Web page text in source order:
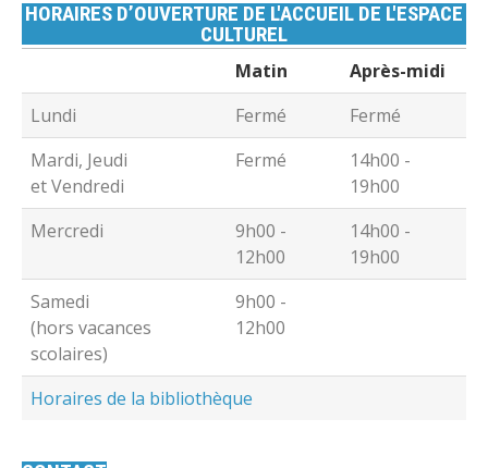
HORAIRES D’OUVERTURE DE L'ACCUEIL DE L'ESPACE
CULTUREL
Matin
Après-midi
Lundi
Fermé
Fermé
Mardi, Jeudi
et Vendredi
Fermé
14h00 -
19h00
Mercredi
9h00 -
12h00
14h00 -
19h00
Samedi
(hors vacances
scolaires)
9h00 -
12h00
Horaires de la bibliothèque